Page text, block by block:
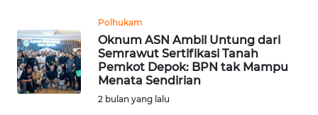
Polhukam
Oknum ASN Ambil Untung dari
Semrawut Sertifikasi Tanah
Pemkot Depok: BPN tak Mampu
Menata Sendirian
2 bulan yang lalu
SUMUT
WN
JAKARTA